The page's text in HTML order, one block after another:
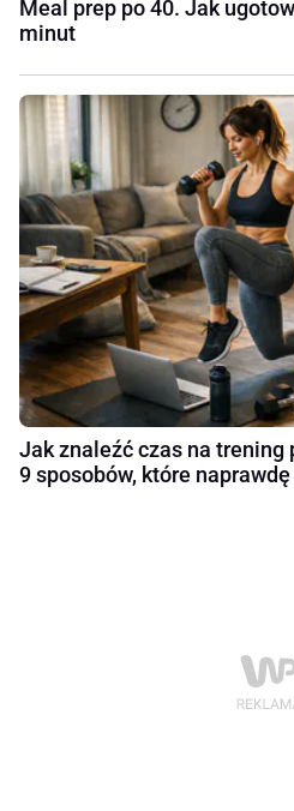
Meal prep po 40. Jak
minut
Jak znaleźć czas na trening
9 sposobów, które naprawdę